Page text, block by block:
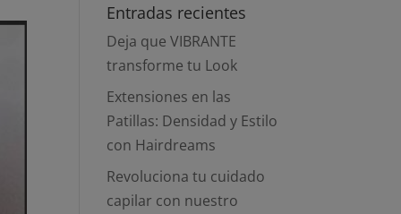
Entradas recientes
Deja que VIBRANTE
transforme tu Look
Extensiones en las
Patillas: Densidad y Estilo
con Hairdreams
Revoluciona tu cuidado
capilar con nuestro